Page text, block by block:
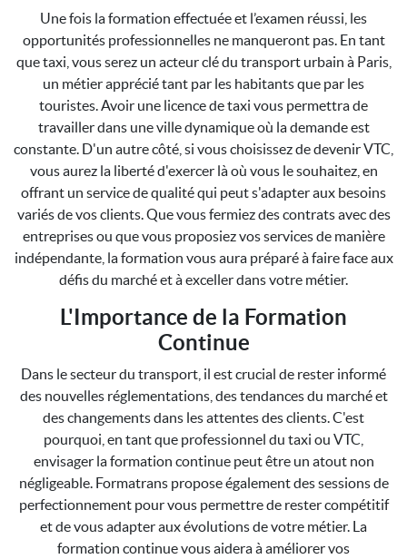
Une fois la formation effectuée et l’examen réussi, les
opportunités professionnelles ne manqueront pas. En tant
que taxi, vous serez un acteur clé du transport urbain à Paris,
un métier apprécié tant par les habitants que par les
touristes. Avoir une licence de taxi vous permettra de
travailler dans une ville dynamique où la demande est
constante. D'un autre côté, si vous choisissez de devenir VTC,
vous aurez la liberté d'exercer là où vous le souhaitez, en
offrant un service de qualité qui peut s'adapter aux besoins
variés de vos clients. Que vous fermiez des contrats avec des
entreprises ou que vous proposiez vos services de manière
indépendante, la formation vous aura préparé à faire face aux
défis du marché et à exceller dans votre métier.
L'Importance de la Formation
Continue
Dans le secteur du transport, il est crucial de rester informé
des nouvelles réglementations, des tendances du marché et
des changements dans les attentes des clients. C'est
pourquoi, en tant que professionnel du taxi ou VTC,
envisager la formation continue peut être un atout non
négligeable. Formatrans propose également des sessions de
perfectionnement pour vous permettre de rester compétitif
et de vous adapter aux évolutions de votre métier. La
formation continue vous aidera à améliorer vos